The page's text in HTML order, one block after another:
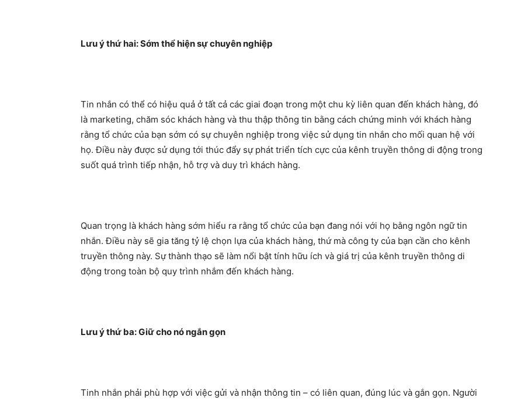
Lưu ý thứ hai: Sớm thể hiện sự chuyên nghiệp
Tin nhắn có thể có hiệu quả ở tất cả các giai đoạn trong một chu kỳ liên quan đến khách hàng, đó
là marketing, chăm sóc khách hàng và thu thập thông tin bằng cách chứng minh với khách hàng
rằng tổ chức của bạn sớm có sự chuyên nghiệp trong việc sử dụng tin nhắn cho mối quan hệ với
họ. Điều này được sử dụng tới thúc đẩy sự phát triển tích cực của kênh truyền thông di động trong
suốt quá trình tiếp nhận, hỗ trợ và duy trì khách hàng.
Quan trọng là khách hàng sớm hiểu ra rằng tổ chức của bạn đang nói với họ bằng ngôn ngữ tin
nhắn. Điều này sẽ gia tăng tỷ lệ chọn lựa của khách hàng, thứ mà công ty của bạn cần cho kênh
truyền thông này. Sự thành thạo sẽ làm nổi bật tính hữu ích và giá trị của kênh truyền thông di
động trong toàn bộ quy trình nhắm đến khách hàng.
Lưu ý thứ ba: Giữ cho nó ngắn gọn
Tinh nhắn phải phù hợp với việc gửi và nhận thông tin – có liên quan, đúng lúc và gắn gọn. Người